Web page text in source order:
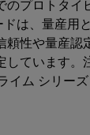
のプロトタイ
は、量産用
頼性や量産認
しています。
イム シリー